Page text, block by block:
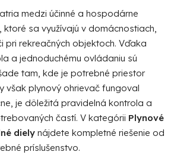
i
e
p
r
v
k
y
v
ý
p
i
s
medzi účinné a hospodárne
ktoré sa využívajú v domácnostiach,
pri rekreačných objektoch. Vďaka
a jednoduchému ovládaniu sú
tam, kde je potrebné priestor
však plynový ohrievač fungoval
je dôležitá pravidelná kontrola a
častí. V kategórii Plynové
diely nájdete kompletné riešenie od
príslušenstvo.